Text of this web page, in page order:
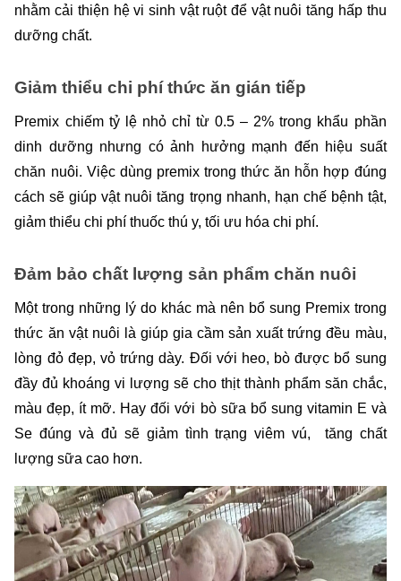
nhằm cải thiện hệ vi sinh vật ruột để vật nuôi tăng hấp thu
dưỡng chất.
Giảm thiểu chi phí thức ăn gián tiếp
Premix chiếm tỷ lệ nhỏ chỉ từ 0.5 – 2% trong khẩu phần
dinh dưỡng nhưng có ảnh hưởng mạnh đến hiệu suất
chăn nuôi. Việc dùng premix trong thức ăn hỗn hợp đúng
cách sẽ giúp vật nuôi tăng trọng nhanh, hạn chế bệnh tật,
giảm thiểu chi phí thuốc thú y, tối ưu hóa chi phí.
Đảm bảo chất lượng sản phẩm chăn nuôi
Một trong những lý do khác mà nên bổ sung Premix trong
thức ăn vật nuôi là giúp gia cầm sản xuất trứng đều màu,
lòng đỏ đẹp, vỏ trứng dày. Đối với heo, bò được bổ sung
đầy đủ khoáng vi lượng sẽ cho thịt thành phẩm săn chắc,
màu đẹp, ít mỡ. Hay đối với bò sữa bổ sung vitamin E và
Se đúng và đủ sẽ giảm tình trạng viêm vú,  tăng chất
lượng sữa cao hơn.